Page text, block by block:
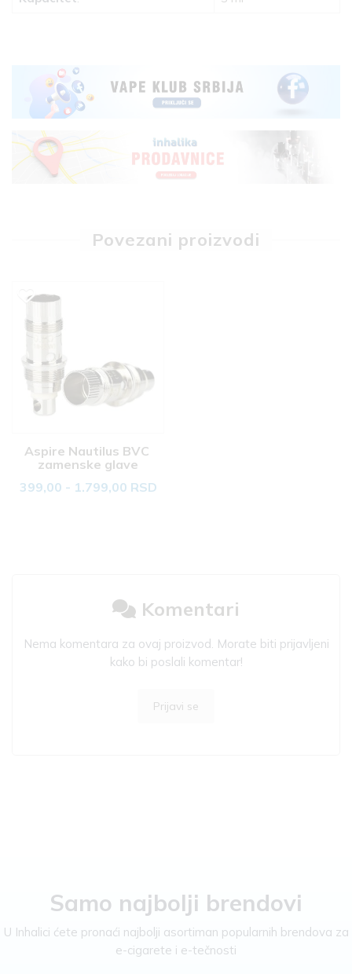
Povezani proizvodi
Aspire Nautilus BVC
zamenske glave
399,00 - 1.799,00 RSD
Komentari
Nema komentara za ovaj proizvod. Morate biti prijavljeni
kako bi poslali komentar!
Prijavi se
Samo najbolji brendovi
U Inhalici ćete pronaći najbolji asortiman popularnih brendova za
e-cigarete i e-tečnosti